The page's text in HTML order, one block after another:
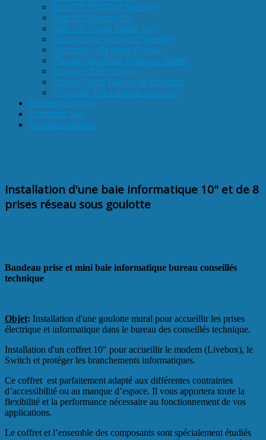
Baie 10" Hill Rom Venelles
Baie 19" Keyrus Aix
Baie 19" Group Editor Aix
Automatisme de portail Venelles
Electricité villa placo Fuveau
Plancher chauffant électrique photos
Eclairage Led terrasse
Réseau Grand Garage de Provence
Electricité d'un cabanon en pierre
Paiement en ligne
Contactez nous
Numéros surtaxés
Installation d'une baie informatique 10" et de 8
prises réseau sous goulotte
Bandeau prise et mini baie informatique bureau conseillés
technique
Objet: Installation d'une goulotte mural pour accueillir les prises
électrique et informatique dans le bureau des conseillés technique.
Installation d'un coffret 10" pour accueillir le modem (Livebox), le
Switch et protéger les branchements informatiques.
Ce coffret est parfaitement adapté aux différentes contraintes
d’accessibilité ou au manque d’espace. Il vous apportera toute la
flexibilité et la performance nécessaire au fonctionnement de vos
applications.
Le coffret et l’ensemble des composants sont spécialement étudiés